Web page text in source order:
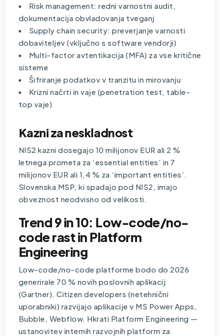
Risk management: redni varnostni audit,
dokumentacija obvladovanja tveganj
Supply chain security: preverjanje varnosti
dobaviteljev (vključno s software vendorji)
Multi-factor avtentikacija (MFA) za vse kritične
sisteme
Šifriranje podatkov v tranzitu in mirovanju
Krizni načrti in vaje (penetration test, table-
top vaje)
Kazni za neskladnost
NIS2 kazni dosegajo 10 milijonov EUR ali 2 %
letnega prometa za ‘essential entities’ in 7
milijonov EUR ali 1,4 % za ‘important entities’.
Slovenska MSP, ki spadajo pod NIS2, imajo
obveznost neodvisno od velikosti.
Trend 9 in 10: Low-code/no-
code rast in Platform
Engineering
Low-code/no-code platforme bodo do 2026
generirale 70 % novih poslovnih aplikacij
(Gartner). Citizen developers (netehnični
uporabniki) razvijajo aplikacije v MS Power Apps,
Bubble, Webflow. Hkrati Platform Engineering —
ustanovitev internih razvojnih platform za